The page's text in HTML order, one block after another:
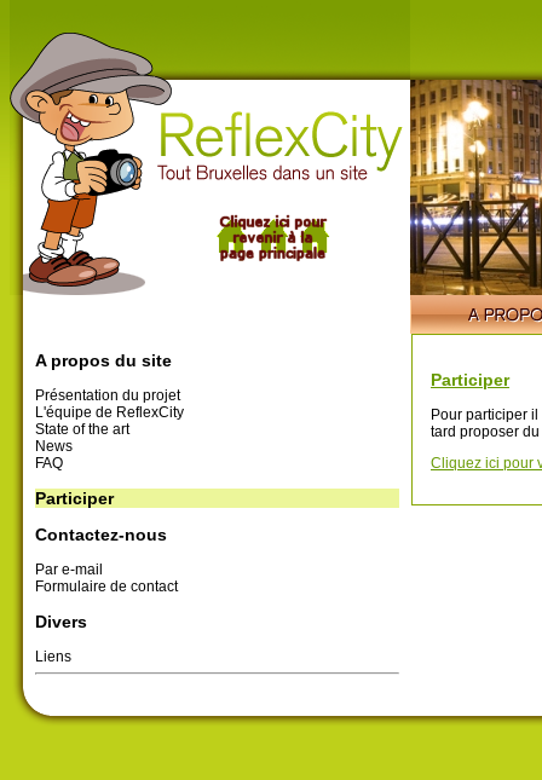
A propos du site
Présentation du projet
L'équipe de ReflexCity
State of the art
News
FAQ
Participer
Contactez-nous
Par e-mail
Formulaire de contact
Divers
Liens
Participer
Pour participer
tard proposer
Cliquez ici pour